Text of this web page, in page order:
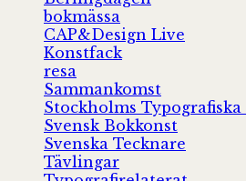
bokmässa
CAP&Design Live
Konstfack
resa
Sammankomst
Stockholms
Svensk Bokkonst
Svenska Tecknare
Tävlingar